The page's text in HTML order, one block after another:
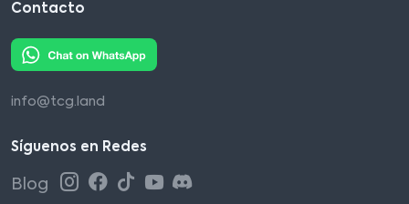
Contacto
info@tcg.land
Síguenos en Redes
Blog